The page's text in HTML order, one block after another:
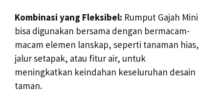
Kombinasi yang Fleksibel: Rumput Gajah Mini
bisa digunakan bersama dengan bermacam-
macam elemen lanskap, seperti tanaman hias,
jalur setapak, atau fitur air, untuk
meningkatkan keindahan keseluruhan desain
taman.